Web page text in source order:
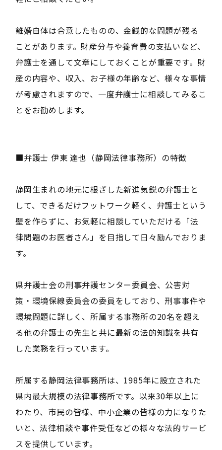
離婚自体は合意したものの、金銭的な問題が残る
ことがあります。財産分与や養育費の支払いなど、
弁護士を通して文章にしておくことが重要です。財
産の内容や、収入、お子様の年齢など、様々な事情
が考慮されますので、一度弁護士に相談してみるこ
とをお勧めします。
■弁護士 伊東 達也（静岡法律事務所）の特徴
静岡生まれの地元に根ざした新進気鋭の弁護士と
して、できるだけフットワーク軽く、弁護士という
壁を作らずに、お気軽に相談していただける「法
律問題のお医者さん」を目指して日々励んでおりま
す。
県弁護士会の刑事弁護センター委員会、公害対
策・環境保線委員会の委員をしており、刑事事件や
環境問題に詳しく、所属する事務所の20名を超え
る他の弁護士の先生と共に最新の法的知識を共有
した業務を行っています。
所属する静岡法律事務所は、1985年に設立された
県内最大規模の法律事務所です。以来30年以上に
わたり、市民の皆様、中小企業の皆様の力になりた
いと、法律相談や事件受任などの様々な法的サービ
スを提供しています。